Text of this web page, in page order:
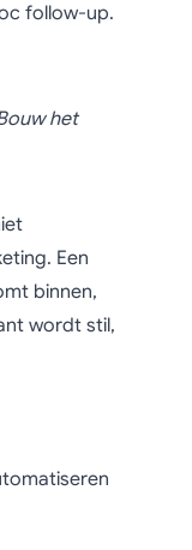
follow-up.
het
Een
binnen,
wordt stil,